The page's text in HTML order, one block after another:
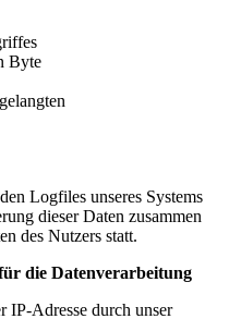
Byte
Logfiles unseres Systems
dieser Daten zusammen
des Nutzers statt.
die Datenverarbeitung
IP-Adresse durch unser